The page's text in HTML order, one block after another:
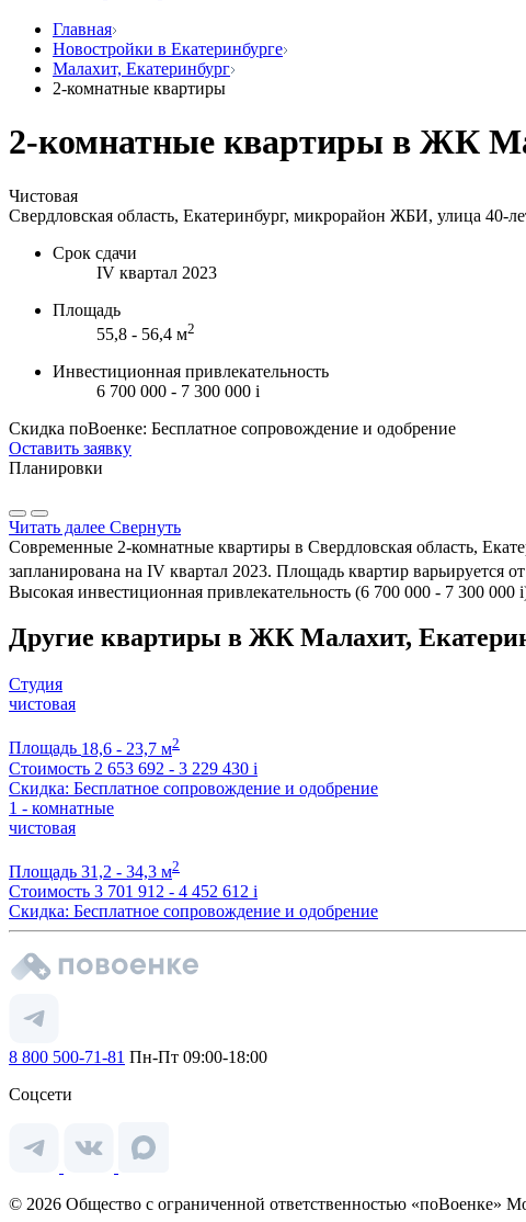
Главная
Новостройки в Екатеринбурге
Малахит, Екатеринбург
2-комнатные квартиры
2-комнатные квартиры в ЖК
Чистовая
Свердловская область, Екатеринбург, микрорайон ЖБИ, улица 40-
Срок сдачи
IV квартал 2023
Площадь
55,8 - 56,4 м2
Инвестиционная привлекательность
6 700 000 - 7 300 000 i
Скидка поВоенке: Бесплатное сопровождение и одобрение
Оставить заявку
Планировки
Читать далее Свернуть
Современные 2-комнатные квартиры в Свердловская область,
запланирована на IV квартал 2023. Площадь квартир варьируется
Высокая инвестиционная привлекательность (6 700 000 - 7 300 000 i
Другие квартиры в ЖК Малахит,
Студия
чистовая
Площадь 18,6 - 23,7 м2
Стоимость 2 653 692 - 3 229 430 i
Скидка: Бесплатное сопровождение и одобрение
1 - комнатные
чистовая
Площадь 31,2 - 34,3 м2
Стоимость 3 701 912 - 4 452 612 i
Скидка: Бесплатное сопровождение и одобрение
8 800 500-71-81 Пн-Пт 09:00-18:00
Соцсети
© 2026 Общество с ограниченной ответственностью «поВоенке»